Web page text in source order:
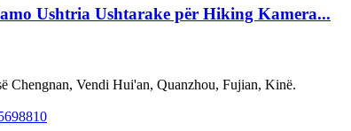
Ushtria Ushtarake për Hiking Kamera...
Chengnan, Vendi Hui'an, Quanzhou, Fujian, Kinë.